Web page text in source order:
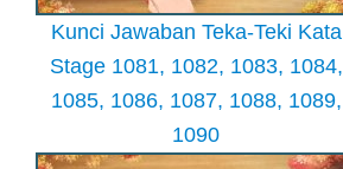
Kunci Jawaban Teka-Teki Kata
Stage 1081, 1082, 1083, 1084,
1085, 1086, 1087, 1088, 1089,
1090